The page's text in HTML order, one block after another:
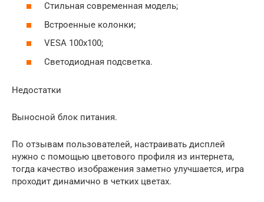
Стильная современная модель;
Встроенные колонки;
VESA 100х100;
Светодиодная подсветка.
Недостатки
Выносной блок питания.
По отзывам пользователей, настраивать дисплей
нужно с помощью цветового профиля из интернета,
тогда качество изображения заметно улучшается, игра
проходит динамично в четких цветах.